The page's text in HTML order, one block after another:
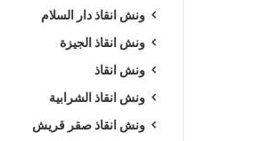
ونش انقاذ دار السلام
ونش انقاذ الجيزة
ونش انقاذ
ونش انقاذ الشرابية
ونش انقاذ صقر قريش